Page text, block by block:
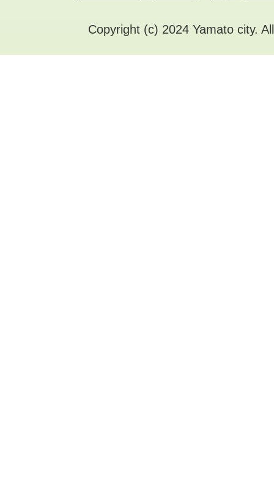
Copyright (c) 2024 Yamato city.